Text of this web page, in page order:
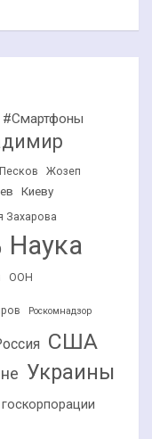
#Смартфоны
Жозеп
Киеву
Захарова
Наука
ООН
Роскомнадзор
США
Украины
госкорпорации